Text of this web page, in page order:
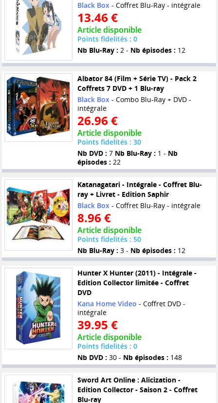
Black Box- Coffret Blu-Ray - intégrale
13.46 €
Article disponible
Points fidelités : 0
Nb Blu-Ray : 2 - Nb épisodes : 12
Albator 84 (Film + Série TV) - Pack 2
Coffrets 7 DVD + 1 Blu-ray
Black Box- Combo Blu-Ray + DVD -
intégrale
26.96 €
Article disponible
Points fidelités : 30
Nb DVD : 7 Nb Blu-Ray : 1 - Nb
épisodes : 22
Katanagatari - Intégrale - Coffret Blu-
ray + Livret - Edition Saphir
Black Box- Coffret Blu-Ray - intégrale
8.96 €
Article disponible
Points fidelités : 50
Nb Blu-Ray : 3 - Nb épisodes : 12
Hunter X Hunter (2011) - Intégrale -
Edition Collector limitée - Coffret
DVD
Kana Home Video - Coffret DVD -
intégrale
39.95 €
Article disponible
Points fidelités : 0
Nb DVD : 30 - Nb épisodes : 148
Sword Art Online : Alicization -
Edition Collector - Saison 2 - Coffret
Blu-ray